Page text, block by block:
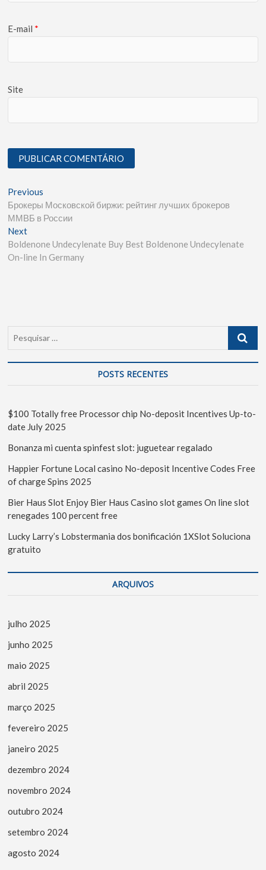
E-mail *
Site
Previous
Брокеры Московской биржи: рейтинг лучших брокеров
ММВБ в России
Next
Boldenone Undecylenate Buy Best Boldenone Undecylenate
On-line In Germany
POSTS RECENTES
$100 Totally free Processor chip No-deposit Incentives Up-to-
date July 2025
Bonanza mi cuenta spinfest slot: juguetear regalado
Happier Fortune Local casino No-deposit Incentive Codes Free
of charge Spins 2025
Bier Haus Slot Enjoy Bier Haus Casino slot games On line slot
renegades 100 percent free
Lucky Larry’s Lobstermania dos bonificación 1XSlot Soluciona
gratuito
ARQUIVOS
julho 2025
junho 2025
maio 2025
abril 2025
março 2025
fevereiro 2025
janeiro 2025
dezembro 2024
novembro 2024
outubro 2024
setembro 2024
agosto 2024